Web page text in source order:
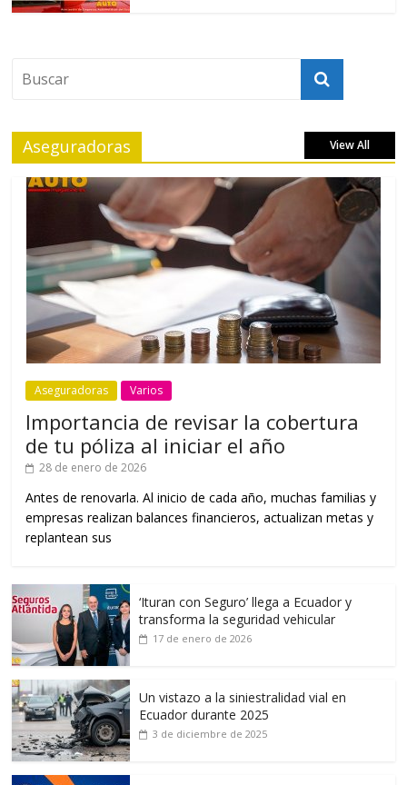
Aseguradoras View All
Aseguradoras Varios
Importancia de revisar la cobertura
de tu póliza al iniciar el año
28 de enero de 2026
Antes de renovarla. Al inicio de cada año, muchas familias y
empresas realizan balances financieros, actualizan metas y
replantean sus
‘Ituran con Seguro’ llega a Ecuador y
transforma la seguridad vehicular
17 de enero de 2026
Un vistazo a la siniestralidad vial en
Ecuador durante 2025
3 de diciembre de 2025